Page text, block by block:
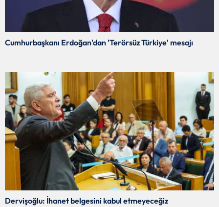
Cumhurbaşkanı Erdoğan'dan 'Terörsüz Türkiye' mesajı
Dervişoğlu: İhanet belgesini kabul etmeyeceğiz